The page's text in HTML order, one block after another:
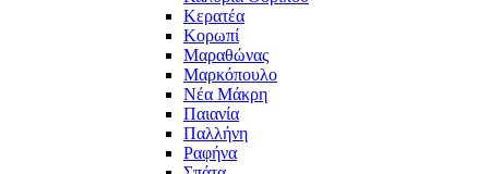
Κερατέα
Κορωπί
Μαραθώνας
Μαρκόπουλο
Νέα Μάκρη
Παιανία
Παλλήνη
Ραφήνα